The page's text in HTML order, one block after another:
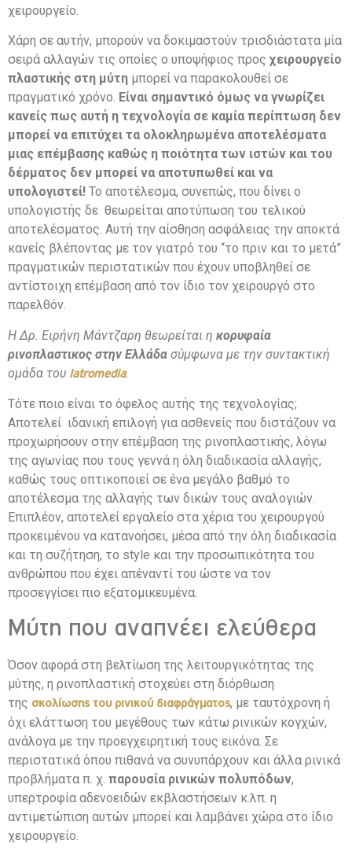
χειρουργείο.
Χάρη σε αυτήν, μπορούν να δοκιμαστούν τρισδιάστατα μία
σειρά αλλαγών τις οποίες ο υποψήφιος προςχειρουργείο
πλαστικής στη μύτη μπορεί να παρακολουθεί σε
πραγματικό χρόνο. Είναι σημαντικό όμως να γνωρίζει
κανείς πως αυτή η τεχνολογία σε καμία περίπτωση δεν
μπορεί να επιτύχει τα ολοκληρωμένα αποτελέσματα
μιας επέμβασης καθώς η ποιότητα των ιστών και του
δέρματος δεν μπορεί να αποτυπωθεί και να
υπολογιστεί! Το αποτέλεσμα, συνεπώς, που δίνει ο
υπολογιστής δε θεωρείται αποτύπωση του τελικού
αποτελέσματος. Αυτή την αίσθηση ασφάλειας την αποκτά
κανείς βλέποντας με τον γιατρό του “το πριν και το μετά”
πραγματικών περιστατικών που έχουν υποβληθεί σε
αντίστοιχη επέμβαση από τον ίδιο τον χειρουργό στο
παρελθόν.
Η Δρ. Ειρήνη Μάντζαρη θεωρείται η κορυφαία
ρινοπλαστικος στην Ελλάδα σύμφωνα με την συντακτική
ομάδα του Iatromedia.
Τότε ποιο είναι το όφελος αυτής της τεχνολογίας;
Αποτελεί ιδανική επιλογή για ασθενείς που διστάζουν να
προχωρήσουν στην επέμβαση της ρινοπλαστικής, λόγω
της αγωνίας που τους γεννά η όλη διαδικασία αλλαγής,
καθώς τους οπτικοποιεί σε ένα μεγάλο βαθμό το
αποτέλεσμα της αλλαγής των δικών τους αναλογιών.
Επιπλέον, αποτελεί εργαλείο στα χέρια του χειρουργού
προκειμένου να κατανοήσει, μέσα από την όλη διαδικασία
και τη συζήτηση, το style και την προσωπικότητα του
ανθρώπου που έχει απέναντί του ώστε να τον
προσεγγίσει πιο εξατομικευμένα.
Μύτη που αναπνέει ελεύθερα
Όσον αφορά στη βελτίωση της λειτουργικότητας της
μύτης, η ρινοπλαστική στοχεύει στη διόρθωση
της σκολίωσης του ρινικού διαφράγματος, με ταυτόχρονη ή
όχι ελάττωση του μεγέθους των κάτω ρινικών κογχών,
ανάλογα με την προεγχειρητική τους εικόνα. Σε
περιστατικά όπου πιθανά να συνυπάρχουν και άλλα ρινικά
προβλήματα π. χ. παρουσία ρινικών πολυπόδων,
υπερτροφία αδενοειδών εκβλαστήσεων κ.λπ. η
αντιμετώπιση αυτών μπορεί και λαμβάνει χώρα στο ίδιο
χειρουργείο.